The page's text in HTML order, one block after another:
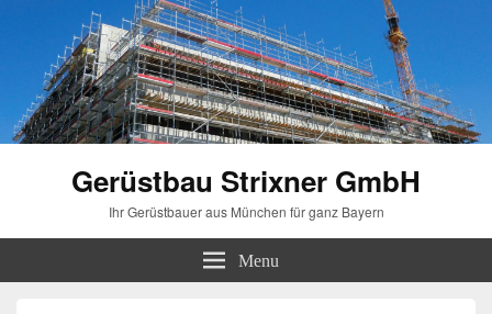
Gerüstbau Strixner GmbH
Ihr Gerüstbauer aus München für ganz Bayern
Menu